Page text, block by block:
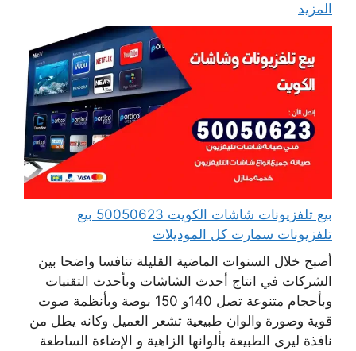
المزيد
بيع تلفزيونات شاشات الكويت 50050623 بيع
تلفزيونات سمارت كل الموديلات
أصبح خلال السنوات الماضية القليلة تنافسا واضحا بين
الشركات في انتاج أحدث الشاشات وبأحدث التقنيات
وبأحجام متنوعة تصل 140و 150 بوصة وبأنظمة صوت
قوية وصورة والوان طبيعية تشعر العميل وكانه يطل من
نافذة ليرى الطبيعة بألوانها الزاهية و الإضاءة الساطعة